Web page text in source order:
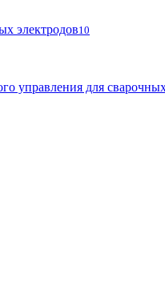
электродов10
управления для